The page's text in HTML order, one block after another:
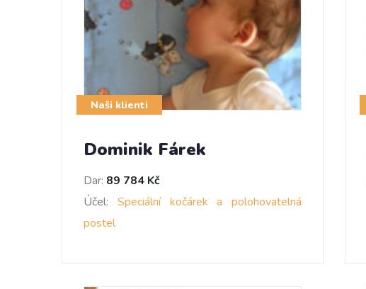
Naši klienti
Dominik Fárek
Dar: 89 784 Kč
Účel:
Speciální kočárek a polohovatelná
postel